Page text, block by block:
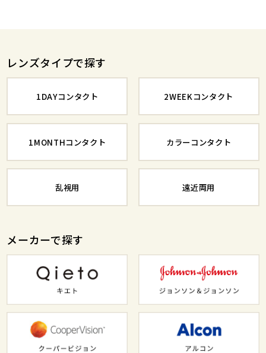
レンズタイプで探す
1DAYコンタクト 2WEEKコンタクト
1MONTHコンタクト カラーコンタクト
乱視用 遠近両用
メーカーで探す